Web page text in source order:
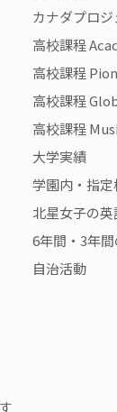
カナダプロジ
高校課程
高校課程
高校課程
高校課程
大学実績
学園内・指
北星女子の英
6年間・3年
自治活動